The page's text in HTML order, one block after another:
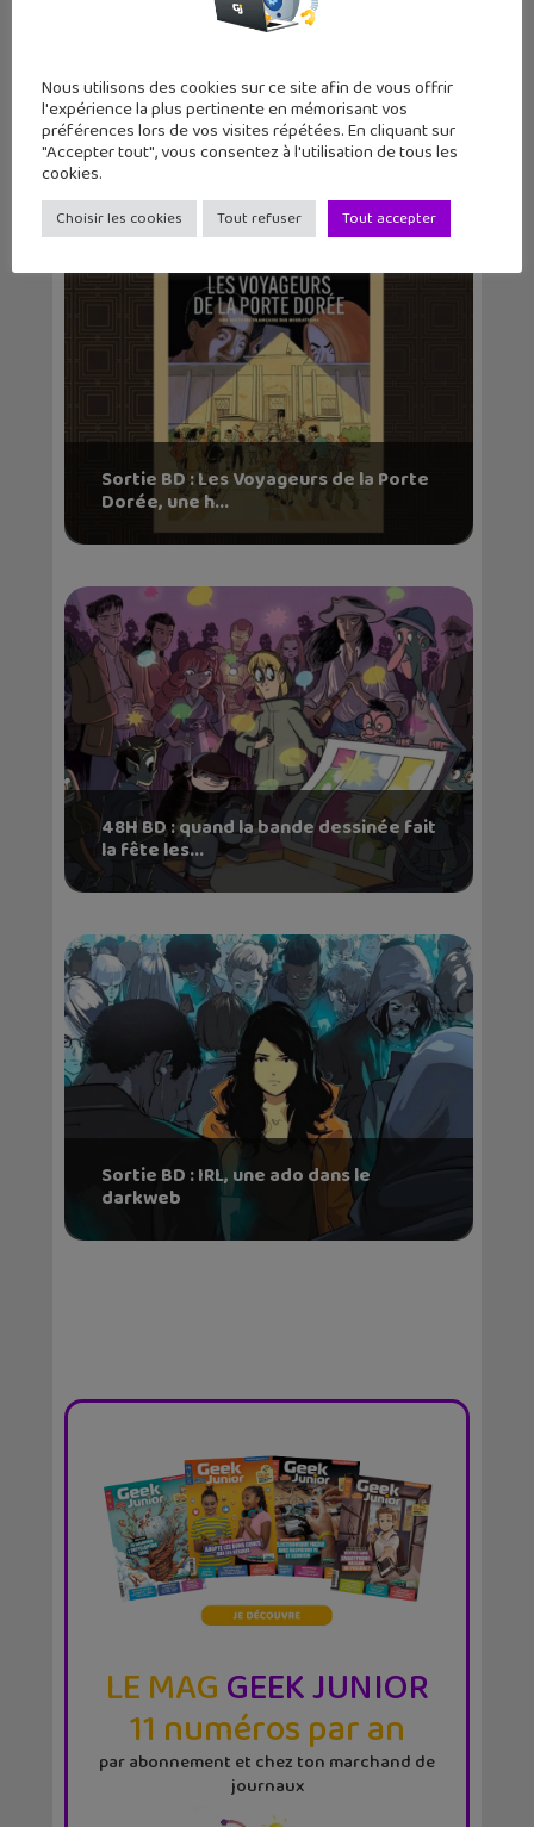
Le cocon, une BD qui retrace la vie de
l’art...
Sortie BD : Les Voyageurs de la Porte
Dorée, une h...
48H BD : quand la bande dessinée fait
la fête les...
Sortie BD : IRL, une ado dans le
darkweb
LE MAGGEEK JUNIOR
11 numéros par an
par abonnement et chez ton marchand de
journaux
Nous utilisons des cookies sur ce site afin de vous offrir
l'expérience la plus pertinente en mémorisant vos
préférences lors de vos visites répétées. En cliquant sur
"Accepter tout", vous consentez à l'utilisation de tous les
cookies.
Choisir les cookies Tout refuser Tout accepter